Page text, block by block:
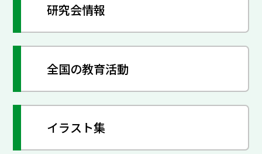
研究会情報
全国の教育活動
イラスト集